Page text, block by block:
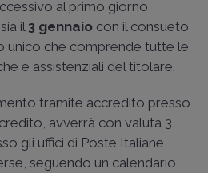
al primo giorno
il 3 gennaio con il consueto
unico che comprende tutte le
e assistenziali del titolare.
tramite accredito presso
avverrà con valuta 3
gli uffici di Poste Italiane
seguendo un calendario